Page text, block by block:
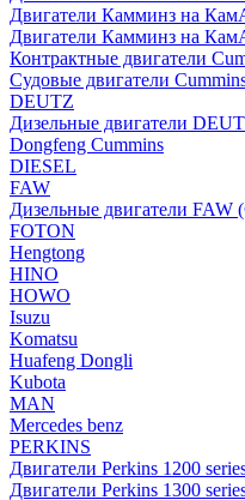
Двигатели Камминз на
Двигатели Камминз на
Контрактные двигатели
Судовые двигатели
DEUTZ
Дизельные двигатели
Dongfeng Cummins
DIESEL
FAW
Дизельные двигатели
FOTON
Hengtong
HINO
HOWO
Isuzu
Komatsu
Huafeng Dongli
Kubota
MAN
Mercedes benz
PERKINS
Двигатели Perkins 1200
Двигатели Perkins 1300